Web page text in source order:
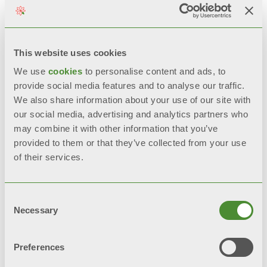
This website uses cookies
We use cookies to personalise content and ads, to
provide social media features and to analyse our traffic.
We also share information about your use of our site with
our social media, advertising and analytics partners who
may combine it with other information that you’ve
provided to them or that they’ve collected from your use
of their services.
Selection
Necessary
Preferences
BIM
Опис
Технічні дані
Документація
На усі моделі